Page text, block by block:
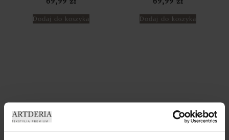
Dodaj do koszyka Dodaj do koszyka